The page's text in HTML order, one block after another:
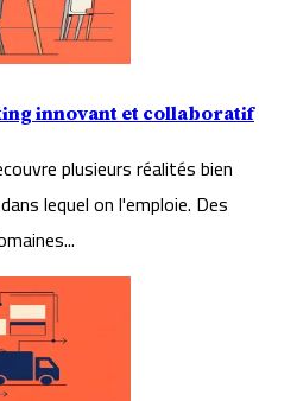
innovant et collaboratif
plusieurs réalités bien
lequel on l'emploie. Des